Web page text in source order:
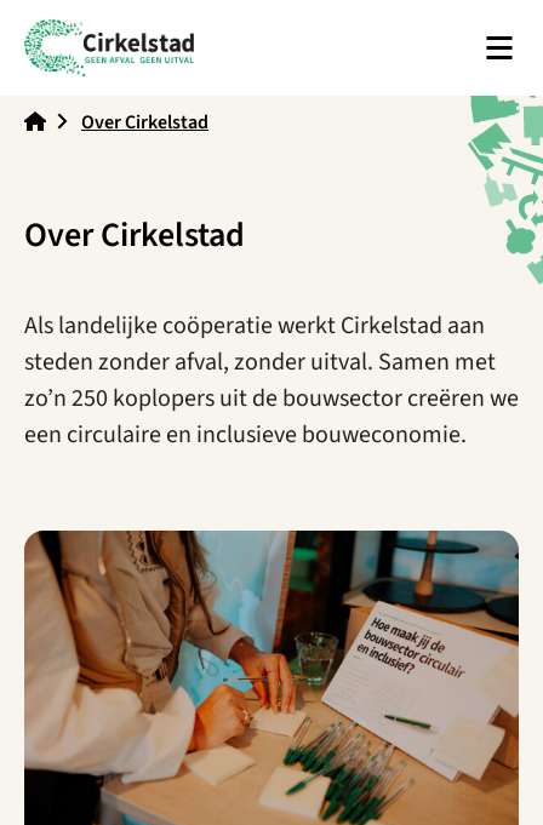
Menu
Over Cirkelstad
Over Cirkelstad
Als landelijke coöperatie werkt Cirkelstad aan
steden zonder afval, zonder uitval. Samen met
zo’n 250 koplopers uit de bouwsector creëren we
een circulaire en inclusieve bouweconomie.